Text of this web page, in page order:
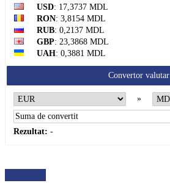
USD: 17,3737 MDL
RON: 3,8154 MDL
RUB: 0,2137 MDL
GBP: 23,3868 MDL
UAH: 0,3881 MDL
Convertor valutar
»
Rezultat: -